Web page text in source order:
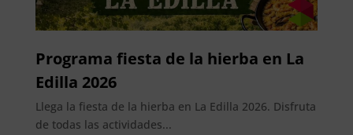
Programa fiesta de la hierba en La
Edilla 2026
Llega la fiesta de la hierba en La Edilla 2026. Disfruta
de todas las actividades...